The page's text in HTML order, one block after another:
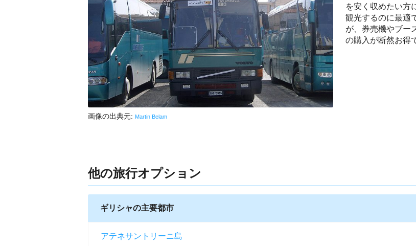
画像の出典元: Martin Belam
を安く収めたい方
観光するのに最適
が、券売機やブー
の購入が断然お得
他の旅行オプション
ギリシャの主要都市
アテネサントリーニ島